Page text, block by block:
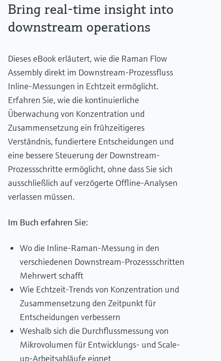
Bring real‑time insight into
downstream operations
Dieses eBook erläutert, wie die Raman Flow
Assembly direkt im Downstream-Prozessfluss
Inline-Messungen in Echtzeit ermöglicht.
Erfahren Sie, wie die kontinuierliche
Überwachung von Konzentration und
Zusammensetzung ein frühzeitigeres
Verständnis, fundiertere Entscheidungen und
eine bessere Steuerung der Downstream-
Prozessschritte ermöglicht, ohne dass Sie sich
ausschließlich auf verzögerte Offline-Analysen
verlassen müssen.
Im Buch erfahren Sie:
Wo die Inline-Raman-Messung in den
verschiedenen Downstream-Prozessschritten
Mehrwert schafft
Wie Echtzeit-Trends von Konzentration und
Zusammensetzung den Zeitpunkt für
Entscheidungen verbessern
Weshalb sich die Durchflussmessung von
Mikrovolumen für Entwicklungs- und Scale-
up-Arbeitsabläufe eignet